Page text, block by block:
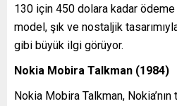
130 için 450 dolara kadar ödeme
model, şık ve nostaljik
gibi büyük ilgi görüyor.
Nokia Mobira Talkman (1984)
Nokia Mobira Talkman,